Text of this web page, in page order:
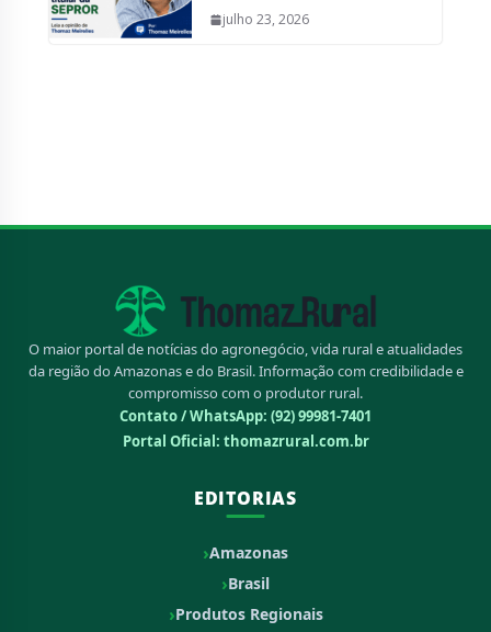
julho 23, 2026
O maior portal de notícias do agronegócio, vida rural e atualidades
da região do Amazonas e do Brasil. Informação com credibilidade e
compromisso com o produtor rural.
Contato / WhatsApp: (92) 99981-7401
Portal Oficial: thomazrural.com.br
EDITORIAS
Amazonas
Brasil
Produtos Regionais